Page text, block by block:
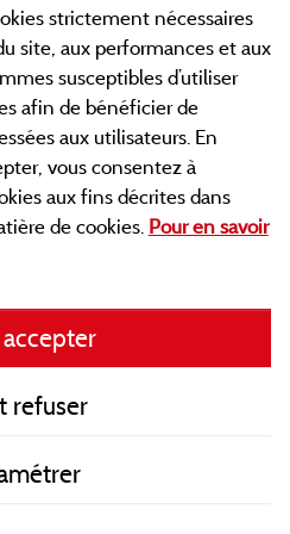
CGV
Consultez les fiches de nos
offres en Chartreuse,
lacs d'Aiguebelette, Annecy,
vous directement ici en ligne
pour réserver votre séjour
camping, au pied d'un lac, en
compagnie, enVTT/Velo, sous la
mobil home ou même de
en Savoie
strictement nécessaires
site, aux performances et aux
susceptibles d’utiliser
afin de bénéficier de
aux utilisateurs. En
vous consentez à
aux fins décrites dans
de cookies. Pour en savoir
refuser